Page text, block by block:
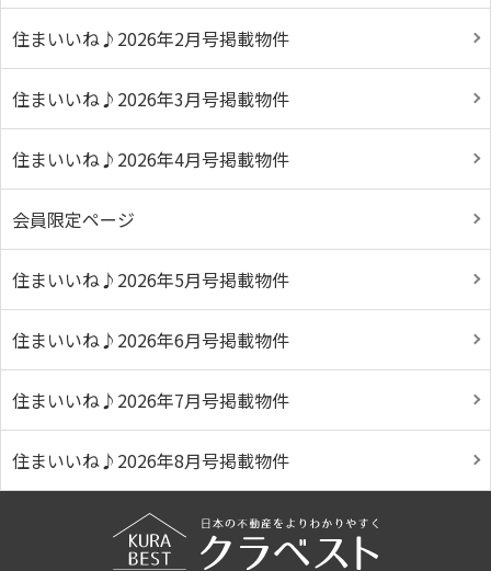
住まいいね♪2026年2月号掲載物件
住まいいね♪2026年3月号掲載物件
住まいいね♪2026年4月号掲載物件
会員限定ページ
住まいいね♪2026年5月号掲載物件
住まいいね♪2026年6月号掲載物件
住まいいね♪2026年7月号掲載物件
住まいいね♪2026年8月号掲載物件